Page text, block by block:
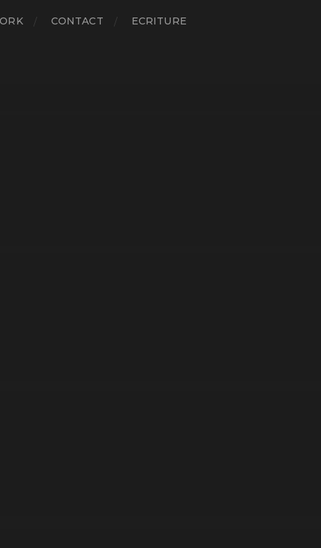
CONTACT ECRITURE